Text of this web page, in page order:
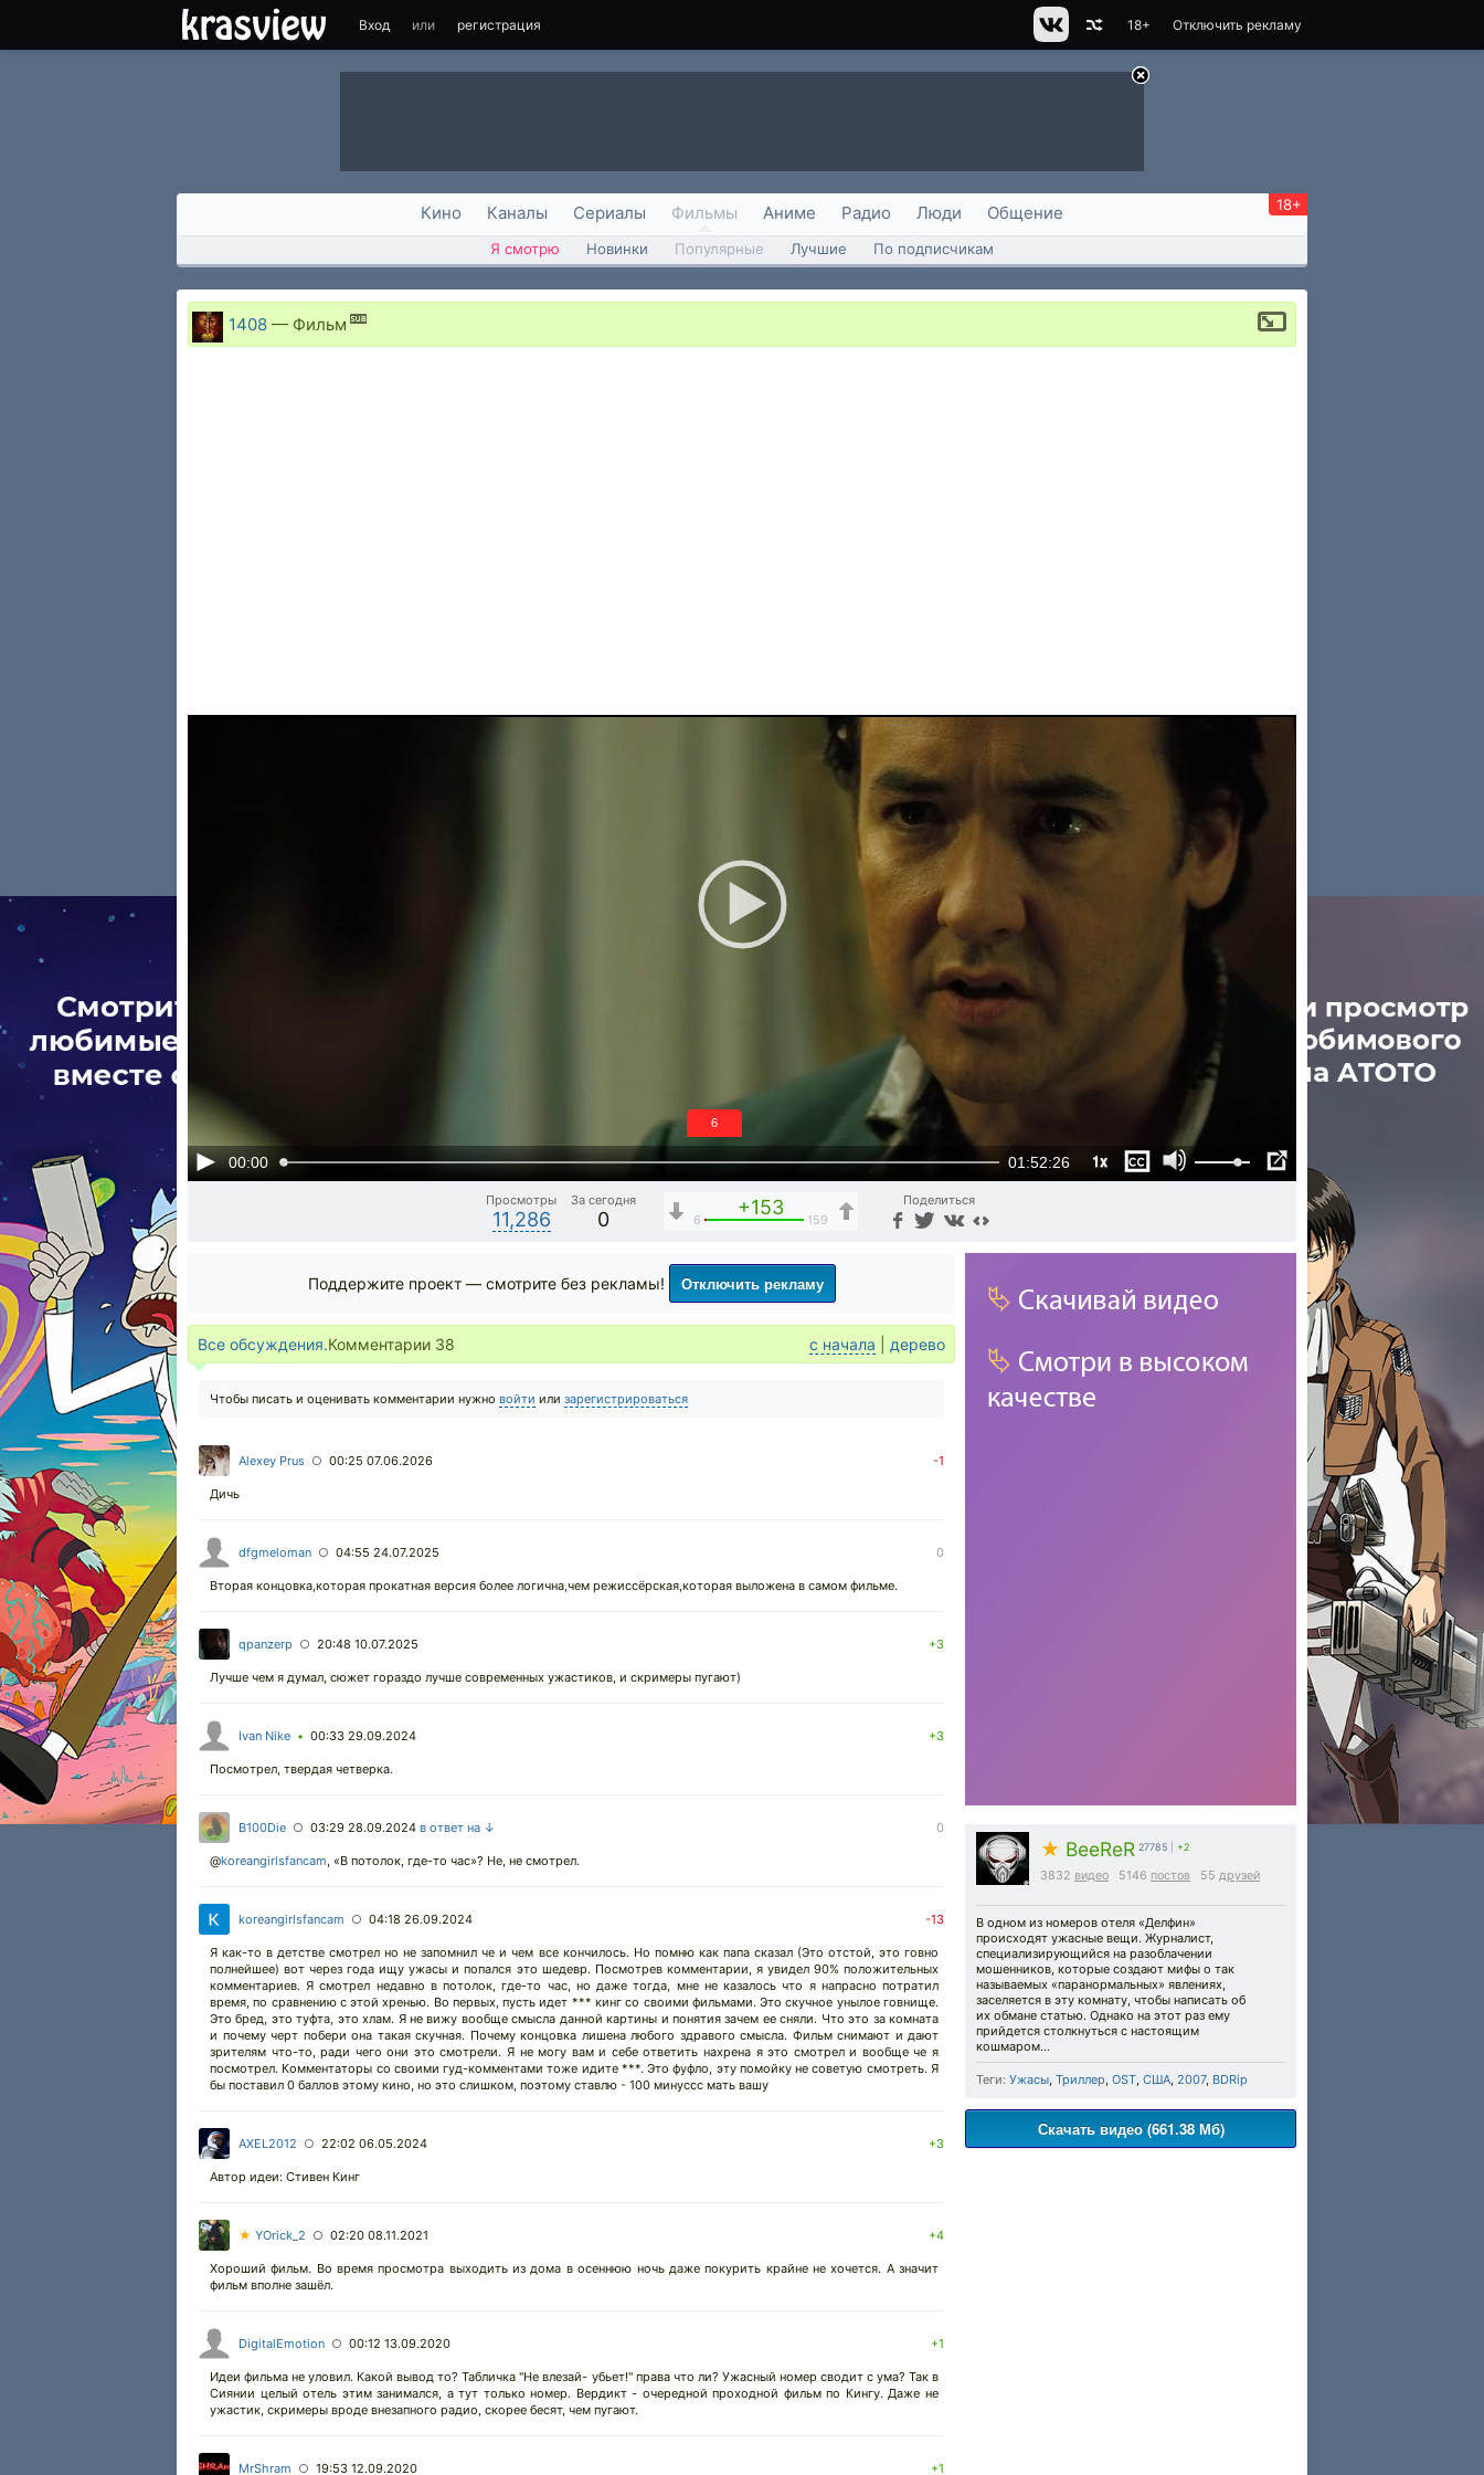
Вход или регистрация Отключить рекламу
18+
Кино Каналы Сериалы Фильмы Аниме Радио Люди Общение 18+
Я смотрю Новинки Популярные Лучшие По подписчикам
1408 — Фильм
00:00 01:52:26 1x
5
Просмотры
11,286
За сегодня
0
+153
6 159
Поделиться
★ BeeReR 27785 +2
3832 видео 5146 постов 55 друзей
В одном из номеров отеля «Делфин»
происходят ужасные вещи. Журналист,
специализирующийся на разоблачении
мошенников, которые создают мифы о так
называемых «паранормальных» явлениях,
заселяется в эту комнату, чтобы написать об
их обмане статью. Однако на этот раз ему
прийдется столкнуться с настоящим
кошмаром…
Теги: Ужасы Триллер OST США 2007, BDRip
Скачать видео (661.38 Мб)
Поддержите проект — смотрите без рекламы! Отключить рекламу
Все обсуждения.Комментарии 38 с начала дерево
Чтобы писать и оценивать комментарии нужно войти или зарегистрироваться
Alexey Prus ○ 00:25 07.06.2026 -1
Дичь
dfgmeloman ○ 04:55 24.07.2025 0
Вторая концовка,которая прокатная версия более логична,чем режиссёрская,которая выложена в самом фильме.
qpanzerp ○ 20:48 10.07.2025 +3
Лучше чем я думал, сюжет гораздо лучше современных ужастиков, и скримеры пугают)
Ivan Nike • 00:33 29.09.2024 +3
Посмотрел, твердая четверка.
B100Die ○ 03:29 28.09.2024 в ответ на ↓ 0
@koreangirlsfancam «В потолок, где-то час»? Не, не смотрел.
koreangirlsfancam ○ 04:18 26.09.2024 -13
Я как-то в детстве смотрел но не запомнил че и чем все кончилось. Но помню как папа сказал (Это отстой, это говно
полнейшее) вот через года ищу ужасы и попался это шедевр. Посмотрев комментарии, я увидел 90% положительных
комментариев. Я смотрел недавно в потолок, где-то час, но даже тогда, мне не казалось что я напрасно потратил
время, по сравнению с этой хренью. Во первых, пусть идет *** кинг со своими фильмами. Это скучное унылое говнище.
Это бред, это туфта, это хлам. Я не вижу вообще смысла данной картины и понятия зачем ее сняли. Что это за комната
и почему черт побери она такая скучная. Почему концовка лишена любого здравого смысла. Фильм снимают и дают
зрителям что-то, ради чего они это смотрели. Я не могу вам и себе ответить нахрена я это смотрел и вообще че я
посмотрел. Комментаторы со своими гуд-комментами тоже идите ***. Это фуфло, эту помойку не советую смотреть. Я
бы поставил 0 баллов этому кино, но это слишком, поэтому ставлю - 100 минуссс мать вашу
AXEL2012 ○ 22:02 06.05.2024 +3
Автор идеи: Стивен Кинг
★ YOrick_2 ○ 02:20 08.11.2021 +4
Хороший фильм. Во время просмотра выходить из дома в осеннюю ночь даже покурить крайне не хочется. А значит
фильм вполне зашёл.
DigitalEmotion ○ 00:12 13.09.2020 +1
Идеи фильма не уловил. Какой вывод то? Табличка "Не влезай- убьет!" права что ли? Ужасный номер сводит с ума? Так в
Сиянии целый отель этим занимался, а тут только номер. Вердикт - очередной проходной фильм по Кингу. Даже не
ужастик, скримеры вроде внезапного радио, скорее бесят, чем пугают.
MrShram ○ 19:53 12.09.2020 +1